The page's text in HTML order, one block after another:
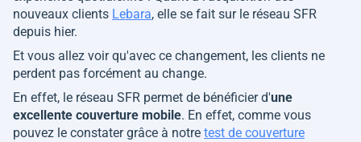
nouveaux clients Lebara, elle se fait sur le réseau SFR
depuis hier.
Et vous allez voir qu'avec ce changement, les clients ne
perdent pas forcément au change.
En effet, le réseau SFR permet de bénéficier d'une
excellente couverture mobile. En effet, comme vous
pouvez le constater grâce à notre test de couverture